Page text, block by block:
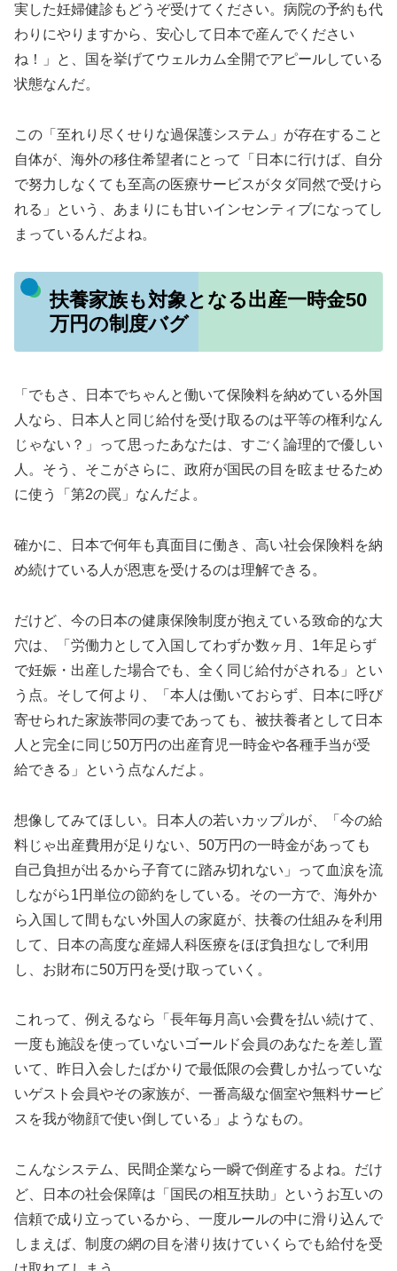
実した妊婦健診もどうぞ受けてください。病院の予約も代
わりにやりますから、安心して日本で産んでください
ね！」と、国を挙げてウェルカム全開でアピールしている
状態なんだ。
この「至れり尽くせりな過保護システム」が存在すること
自体が、海外の移住希望者にとって「日本に行けば、自分
で努力しなくても至高の医療サービスがタダ同然で受けら
れる」という、あまりにも甘いインセンティブになってし
まっているんだよね。
扶養家族も対象となる出産一時金50
万円の制度バグ
「でもさ、日本でちゃんと働いて保険料を納めている外国
人なら、日本人と同じ給付を受け取るのは平等の権利なん
じゃない？」って思ったあなたは、すごく論理的で優しい
人。そう、そこがさらに、政府が国民の目を眩ませるため
に使う「第2の罠」なんだよ。
確かに、日本で何年も真面目に働き、高い社会保険料を納
め続けている人が恩恵を受けるのは理解できる。
だけど、今の日本の健康保険制度が抱えている致命的な大
穴は、「労働力として入国してわずか数ヶ月、1年足らず
で妊娠・出産した場合でも、全く同じ給付がされる」とい
う点。そして何より、「本人は働いておらず、日本に呼び
寄せられた家族帯同の妻であっても、被扶養者として日本
人と完全に同じ50万円の出産育児一時金や各種手当が受
給できる」という点なんだよ。
想像してみてほしい。日本人の若いカップルが、「今の給
料じゃ出産費用が足りない、50万円の一時金があっても
自己負担が出るから子育てに踏み切れない」って血涙を流
しながら1円単位の節約をしている。その一方で、海外か
ら入国して間もない外国人の家庭が、扶養の仕組みを利用
して、日本の高度な産婦人科医療をほぼ負担なしで利用
し、お財布に50万円を受け取っていく。
これって、例えるなら「長年毎月高い会費を払い続けて、
一度も施設を使っていないゴールド会員のあなたを差し置
いて、昨日入会したばかりで最低限の会費しか払っていな
いゲスト会員やその家族が、一番高級な個室や無料サービ
スを我が物顔で使い倒している」ようなもの。
こんなシステム、民間企業なら一瞬で倒産するよね。だけ
ど、日本の社会保障は「国民の相互扶助」というお互いの
信頼で成り立っているから、一度ルールの中に滑り込んで
しまえば、制度の網の目を潜り抜けていくらでも給付を受